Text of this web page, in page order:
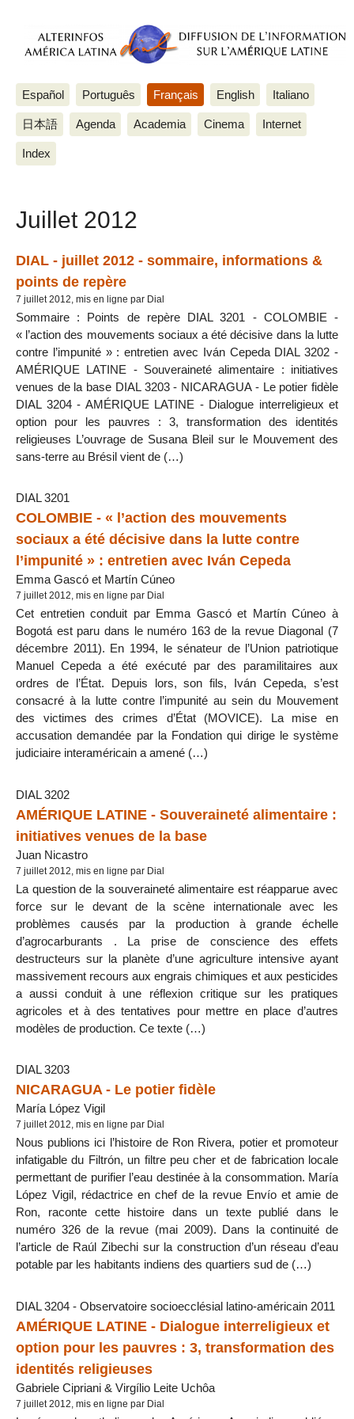
Español Português Français English Italiano
日本語 Agenda Academia Cinema Internet
Index
Juillet 2012
DIAL - juillet 2012 - sommaire, informations &
points de repère
7 juillet 2012, mis en ligne par Dial
Sommaire : Points de repère DIAL 3201 - COLOMBIE -
« l’action des mouvements sociaux a été décisive dans la lutte
contre l’impunité » : entretien avec Iván Cepeda DIAL 3202 -
AMÉRIQUE LATINE - Souveraineté alimentaire : initiatives
venues de la base DIAL 3203 - NICARAGUA - Le potier fidèle
DIAL 3204 - AMÉRIQUE LATINE - Dialogue interreligieux et
option pour les pauvres : 3, transformation des identités
religieuses L’ouvrage de Susana Bleil sur le Mouvement des
sans-terre au Brésil vient de (…)
DIAL 3201
COLOMBIE - « l’action des mouvements
sociaux a été décisive dans la lutte contre
l’impunité » : entretien avec Iván Cepeda
Emma Gascó et Martín Cúneo
7 juillet 2012, mis en ligne par Dial
Cet entretien conduit par Emma Gascó et Martín Cúneo à
Bogotá est paru dans le numéro 163 de la revue Diagonal (7
décembre 2011). En 1994, le sénateur de l’Union patriotique
Manuel Cepeda a été exécuté par des paramilitaires aux
ordres de l’État. Depuis lors, son fils, Iván Cepeda, s’est
consacré à la lutte contre l’impunité au sein du Mouvement
des victimes des crimes d’État (MOVICE). La mise en
accusation demandée par la Fondation qui dirige le système
judiciaire interaméricain a amené (…)
DIAL 3202
AMÉRIQUE LATINE - Souveraineté alimentaire :
initiatives venues de la base
Juan Nicastro
7 juillet 2012, mis en ligne par Dial
La question de la souveraineté alimentaire est réapparue avec
force sur le devant de la scène internationale avec les
problèmes causés par la production à grande échelle
d’agrocarburants . La prise de conscience des effets
destructeurs sur la planète d’une agriculture intensive ayant
massivement recours aux engrais chimiques et aux pesticides
a aussi conduit à une réflexion critique sur les pratiques
agricoles et à des tentatives pour mettre en place d’autres
modèles de production. Ce texte (…)
DIAL 3203
NICARAGUA - Le potier fidèle
María López Vigil
7 juillet 2012, mis en ligne par Dial
Nous publions ici l’histoire de Ron Rivera, potier et promoteur
infatigable du Filtrón, un filtre peu cher et de fabrication locale
permettant de purifier l’eau destinée à la consommation. María
López Vigil, rédactrice en chef de la revue Envío et amie de
Ron, raconte cette histoire dans un texte publié dans le
numéro 326 de la revue (mai 2009). Dans la continuité de
l’article de Raúl Zibechi sur la construction d’un réseau d’eau
potable par les habitants indiens des quartiers sud de (…)
DIAL 3204 - Observatoire socioecclésial latino-américain 2011
AMÉRIQUE LATINE - Dialogue interreligieux et
option pour les pauvres : 3, transformation des
identités religieuses
Gabriele Cipriani & Virgílio Leite Uchôa
7 juillet 2012, mis en ligne par Dial